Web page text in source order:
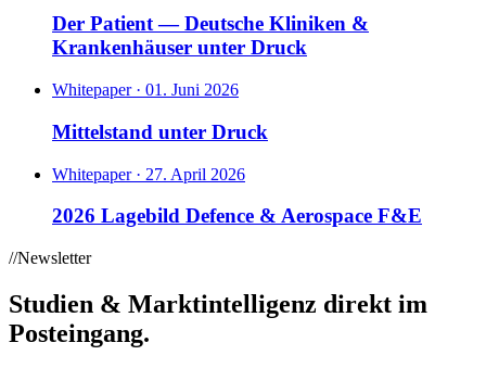
Der Patient — Deutsche Kliniken &
Krankenhäuser unter Druck
Whitepaper· 01. Juni 2026
Mittelstand unter Druck
Whitepaper· 27. April 2026
2026 Lagebild Defence & Aerospace F&E
//Newsletter
Studien & Marktintelligenz direkt im
Posteingang.